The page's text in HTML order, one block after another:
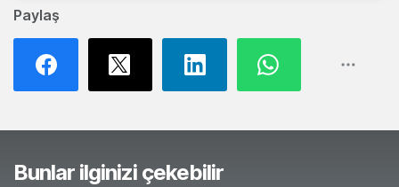
Paylaş
Bunlar ilginizi çekebilir